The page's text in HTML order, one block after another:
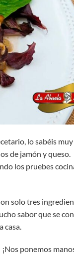
lo sabéis muy
de jamón y queso.
los pruebes
solo tres
sabor que se
casa.
ponemos